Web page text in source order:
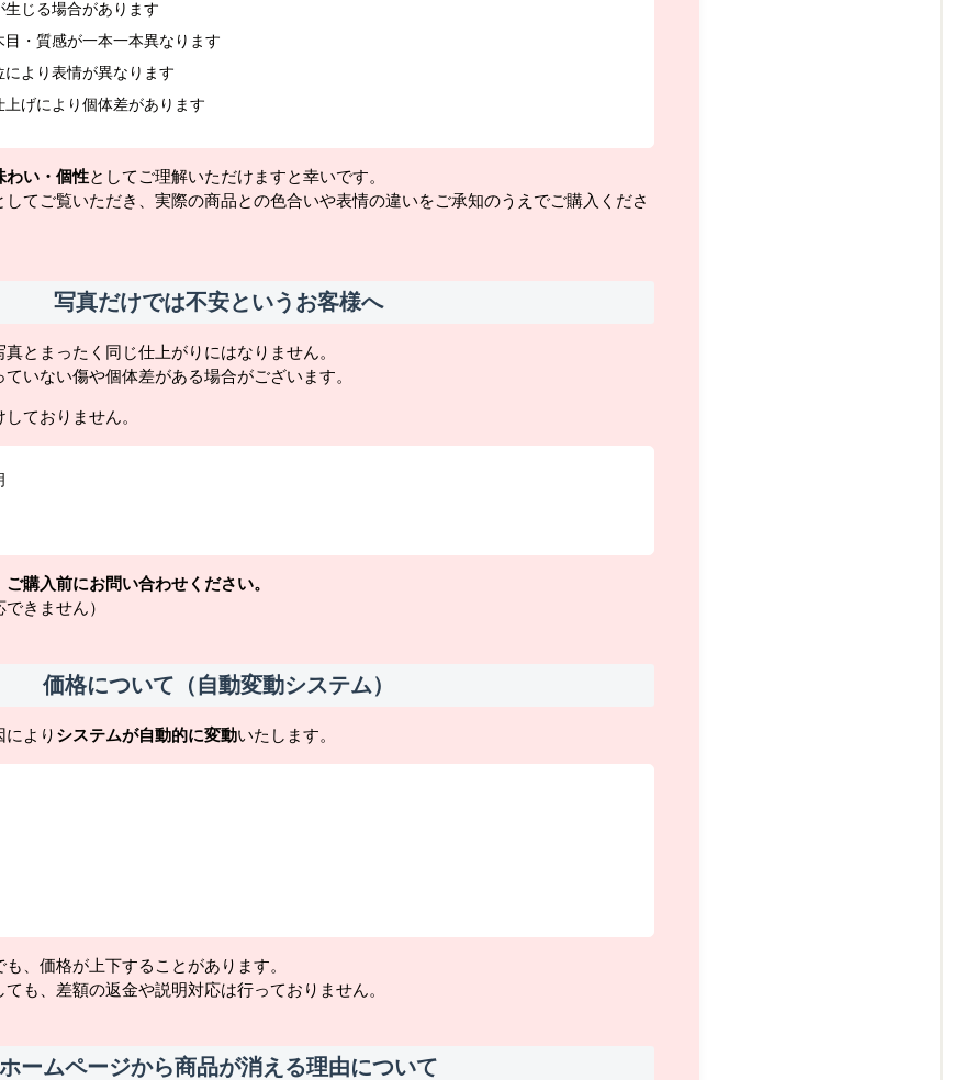
じる場合があります
・質感が一本一本異なります
より表情が異なります
げにより個体差があります
わい・個性としてご理解いただけますと幸いです。
てご覧いただき、実際の商品との色合いや表情の違いをご承知のうえでご購入くださ
写真だけでは不安というお客様へ
とまったく同じ仕上がりにはなりません。
いない傷や個体差がある場合がございます。
ておりません。
ご購入前にお問い合わせください。
きません）
価格について（自動変動システム）
により システムが自動的に変動いたします。
、価格が上下することがあります。
も、差額の返金や説明対応は行っておりません。
ホームページから商品が消える理由について